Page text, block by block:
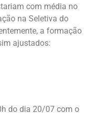
com média no
na Seletiva do
a formação
ajustados:
do dia 20/07 com o